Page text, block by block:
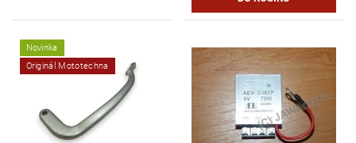
Novinka
Originál Mototechna